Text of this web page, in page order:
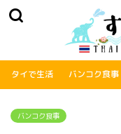
タイで生活 バンコク食事
バンコク食事